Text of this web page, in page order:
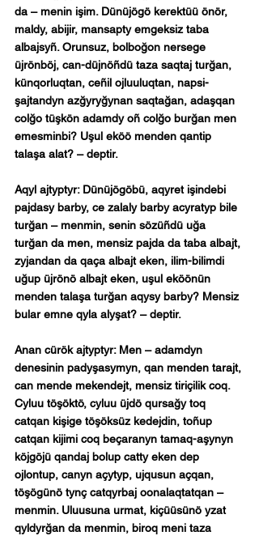
da – menin işim. Dünüjögö kerektüü önör,
maldy, abijir, mansapty emgeksiz taba
albajsyñ. Orunsuz, bolboğon nersege
üjrönböj, can-düjnöñdü taza saqtaj turğan,
künqorluqtan, ceñil ojluuluqtan, napsi-
şajtandyn azğyryğynan saqtağan, adaşqan
colğo tüşkön adamdy oñ colğo burğan men
emesminbi? Uşul eköö menden qantip
talaşa alat? – deptir.
Aqyl ajtyptyr: Dünüjögöbü, aqyret işindebi
pajdasy barby, ce zalaly barby acyratyp bile
turğan – menmin, senin sözüñdü uğa
turğan da men, mensiz pajda da taba albajt,
zyjandan da qaça albajt eken, ilim-bilimdi
uğup üjrönö albajt eken, uşul eköönün
menden talaşa turğan aqysy barby? Mensiz
bular emne qyla alyşat? – deptir.
Anan cürök ajtyptyr: Men – adamdyn
denesinin padyşasymyn, qan menden tarajt,
can mende mekendejt, mensiz tiriçilik coq.
Cyluu töşöktö, cyluu üjdö qursağy toq
catqan kişige töşöksüz kedejdin, toñup
catqan kijimi coq beçaranyn tamaq-aşynyn
köjgöjü qandaj bolup catty eken dep
ojlontup, canyn açytyp, ujqusun açqan,
töşögünö tynç catqyrbaj oonalaqtatqan –
menmin. Uluusuna urmat, kiçüüsünö yzat
qyldyrğan da menmin, biroq meni taza